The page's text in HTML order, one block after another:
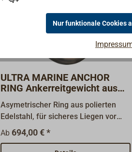
Jeder Anker ist handgefertigt in
Europa. Klassifiziert als SHHP-Anker
(Super High Holding Power).
ULTRA MARINE ANCHOR
RING Ankerreitgewicht aus
Edelstahl
Asymetrischer Ring aus polierten
Edelstahl, für sicheres Liegen vor
Anker.Das ULTRA MARINE Anker-
Reitgewicht erhöht das
Ab 694,00 € *
Nur funktionale Cookies